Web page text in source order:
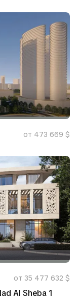
от 473 669 $
от 35 477 632 $
Al Sheba 1